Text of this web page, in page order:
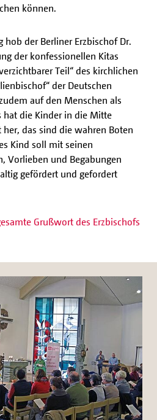
können.
hob der Berliner Erzbischof Dr.
der konfessionellen Kitas
Teil“ des kirchlichen
der Deutschen
auf den Menschen als
hat die Kinder in die Mitte
her, das sind die wahren Boten
Kind soll mit seinen
Vorlieben und Begabungen
gefördert und gefordert
Grußwort des Erzbischofs